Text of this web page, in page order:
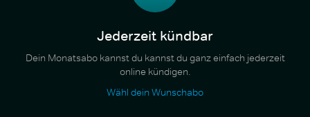
Jederzeit kündbar
Dein Monatsabo kannst du kannst du ganz einfach jederzeit
online kündigen.
Wähl dein Wunschabo